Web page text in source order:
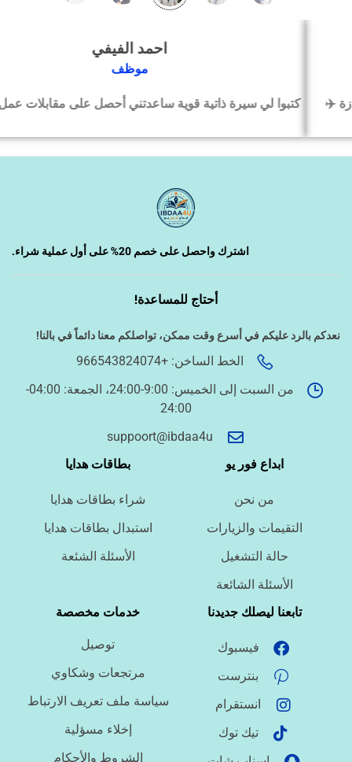
احمد الفيفي
كتبوا لي سيرة ذاتية قوية ساعدتني أحصل على مقابلات عمل بسرعة
اشترك واحصل على خصم 20% على أول عملية شراء.
أحتاج للمساعدة!
نعدكم بالرد عليكم في أسرع وقت ممكن، تواصلكم معنا دائماً في بالنا!
الخط الساخن: +966543824074
من السبت إلى الخميس: 9:00-24:00، الجمعة: 04:00-
24:00
suppoort@ibdaa4u
ابداع فور يو
من نحن
التقيمات والزيارات
حالة التشغيل
الأسئلة الشائعة
بطاقات هدايا
شراء بطاقات هدايا
استبدال بطاقات هدايا
الأسئلة الشئعة
تابعنا ليصلك جديدنا
فيسبوك
بنترست
انستقرام
تيك توك
خدمات مخصصة
توصيل
مرتجعات وشكاوي
سياسة ملف تعريف الارتباط
إخلاء مسؤلية
الشروط والأحكام
‹
دراسة الجدوى وخطط المشاريع
الخدمات الإلكترونية الحكومية
ما نوع الملف؟
ما درجة الاستعجال؟
هل تحتاج تنسيقًا أو توثيق مراجع؟